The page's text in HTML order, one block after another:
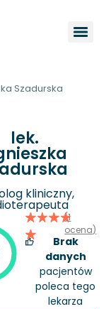
Szadurska
lek.
kliniczny,
(1
ocena)
Brak
danych
pacjentów
poleca tego
lekarza